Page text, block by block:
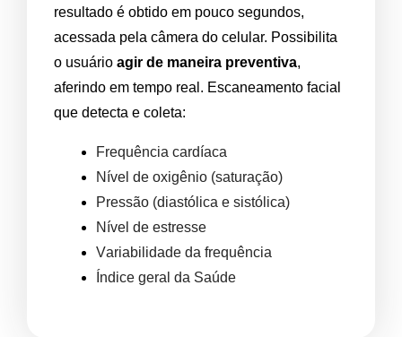
resultado é obtido em pouco segundos,
acessada pela câmera do celular. Possibilita
o usuário agir de maneira preventiva,
aferindo em tempo real. Escaneamento facial
que detecta e coleta:
Frequência cardíaca
Nível de oxigênio (saturação)
Pressão (diastólica e sistólica)
Nível de estresse
Variabilidade da frequência
Índice geral da Saúde